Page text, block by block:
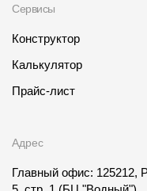
Сервисы
Конструктор
Калькулятор
Прайс-лист
Адрес
Главный офис: 125212,